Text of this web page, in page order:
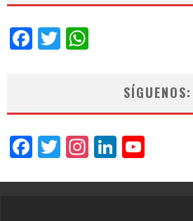
Facebook
Twitter
SÍGUENOS:
Facebook
Twitter
Instagram
LinkedIn